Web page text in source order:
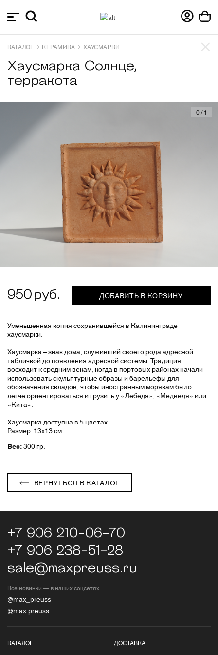
КАТАЛОГ КЕРАМИКА ХАУСМАРКИ
Хаусмарка Солнце,
терракота
0/ 1
950 ДОБАВИТЬ В КОРЗИНУ
Уменьшенная копия сохранившейся в Калининграде
хаусмарки.
Хаусмарка – знак дома, служивший своего рода адресной
табличкой до появления адресной системы. Традиция
восходит к средним векам, когда в портовых районах начали
использовать скульптурные образы и барельефы для
обозначения складов, чтобы иностранным морякам было
легче ориентироваться и грузить у «Лебедя», «Медведя» или
«Кита».
Хаусмарка доступна в 5 цветах.
Размер: 13х13 см.
Вес:300 гр.
ВЕРНУТЬСЯ В КАТАЛОГ
+7 906 210-06-70
+7 906 238-51-28
sale@maxpreuss.ru
Все новинки — в наших соцсетях
@max_preuss
@max.preuss
КАТАЛОГ
ДОСТАВКА